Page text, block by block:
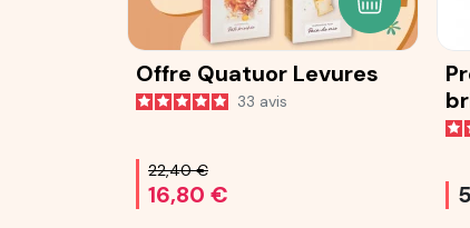
Offre Quatuor Levures
33 avis
22,40 €
16,80 €
AJOUTER